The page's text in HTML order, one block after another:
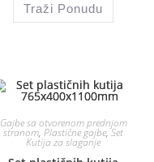
Traži Ponudu
Gajbe sa otvorenom prednjom
stranom, Plastične gajbe,Set
Kutija za slaganje